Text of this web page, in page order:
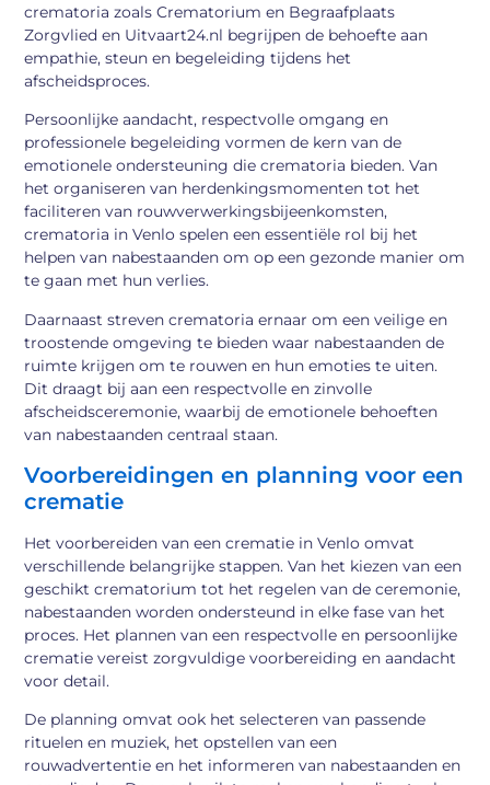
crematoria zoals Crematorium en Begraafplaats
Zorgvlied en Uitvaart24.nl begrijpen de behoefte aan
empathie, steun en begeleiding tijdens het
afscheidsproces.
Persoonlijke aandacht, respectvolle omgang en
professionele begeleiding vormen de kern van de
emotionele ondersteuning die crematoria bieden. Van
het organiseren van herdenkingsmomenten tot het
faciliteren van rouwverwerkingsbijeenkomsten,
crematoria in Venlo spelen een essentiële rol bij het
helpen van nabestaanden om op een gezonde manier om
te gaan met hun verlies.
Daarnaast streven crematoria ernaar om een veilige en
troostende omgeving te bieden waar nabestaanden de
ruimte krijgen om te rouwen en hun emoties te uiten.
Dit draagt bij aan een respectvolle en zinvolle
afscheidsceremonie, waarbij de emotionele behoeften
van nabestaanden centraal staan.
Voorbereidingen en planning voor een
crematie
Het voorbereiden van een crematie in Venlo omvat
verschillende belangrijke stappen. Van het kiezen van een
geschikt crematorium tot het regelen van de ceremonie,
nabestaanden worden ondersteund in elke fase van het
proces. Het plannen van een respectvolle en persoonlijke
crematie vereist zorgvuldige voorbereiding en aandacht
voor detail.
De planning omvat ook het selecteren van passende
rituelen en muziek, het opstellen van een
rouwadvertentie en het informeren van nabestaanden en